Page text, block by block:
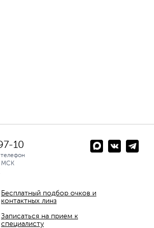
10
МСК
Бесплатный подбор очков и
контактных линз
Записаться на прием к
специалисту